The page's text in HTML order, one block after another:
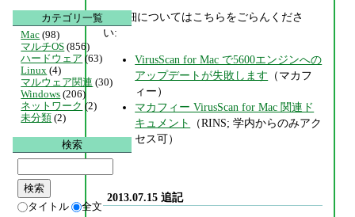
詳細についてはこちらをごらんくださ
い:
VirusScan for Mac で5600エンジンへの
アップデートが失敗します （マカフ
ィー）
マカフィー VirusScan for Mac 関連ド
キュメント
（RINS; 学内からのみアク
セス可）
2013.07.15 追記
カテゴリ一覧
Mac (98)
マルチOS (856)
ハードウェア (63)
Linux (4)
マルウェア関連 (30)
Windows (206)
ネットワーク (2)
未分類 (2)
検索
タイトル 全文